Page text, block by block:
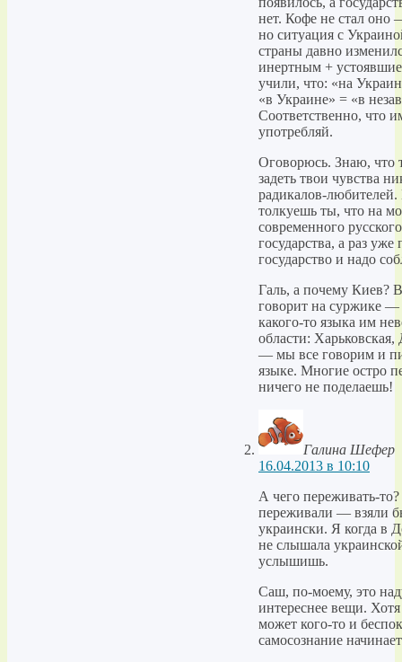
нет. Кофе не стал оно
но ситуация с
страны давно
инертным +
учили, что: «на
«в Украине» = «в
Соответственно, что
употребляй.
Оговорюсь. Знаю, что
задеть твои чувства
радикалов-
толкуешь ты, что на
современного
государства, а раз
государство и надо
Галь, а почему Киев?
говорит на суржике —
какого-то языка им
области: Харьковская,
— мы все говорим и
языке. Многие остро
ничего не поделаешь!
Галина Шефер
16.04.2013 в 10:10
А чего переживать-
переживали — взяли
украински. Я когда в
не слышала
услышишь.
Саш, по-моему, это
интереснее вещи.
может кого-то и
самосознание